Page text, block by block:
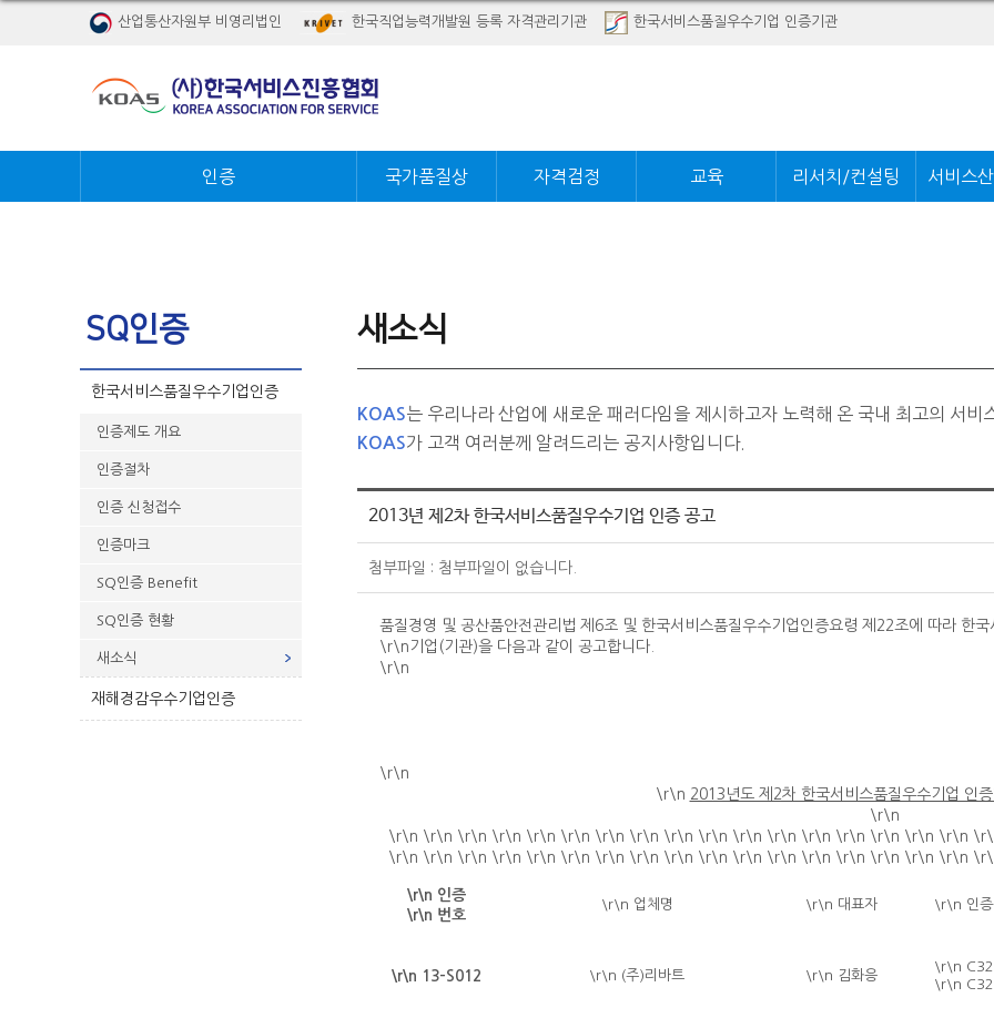
산업통산자원부 비영리법인 한국직업능력개발원 등록 자격관리기관 한국서비스품질우수기업 인증기관
인증 국가품질상 자격검정 교육 리서치/컨설팅 서비스
SQ인증
한국서비스품질우수기업인증
인증제도 개요
인증절차
인증 신청접수
인증마크
SQ인증 Benefit
SQ인증 현황
새소식
재해경감우수기업인증
새소식
KOAS는 우리나라 산업에 새로운 패러다임을 제시하고자 노력해 온 국내 최고의 서비
KOAS가 고객 여러분께 알려드리는 공지사항입니다.
2013년 제2차 한국서비스품질우수기업 인증 공고
첨부파일 : 첨부파일이 없습니다.
품질경영 및 공산품안전관리법 제6조 및 한국서비스품질우수기업인증요령 제22조에 따라 한국
\r\n기업(기관)을 다음과 같이 공고합니다.
\r\n
\r\n
\r\n 2013년도 제2차 한국서비스품질우수기업 인
\r\n
\r\n \r\n \r\n \r\n \r\n \r\n \r\n \r\n \r\n \r\n \r\n \r\n \r\n \r\n \r\n \r\n \r\n
\r\n \r\n \r\n \r\n \r\n \r\n \r\n \r\n \r\n \r\n \r\n \r\n \r\n \r\n \r\n \r\n \r\n
\r\n 인증
\r\n 번호
\r\n 업체명 \r\n 대표자 \r\n 인증
\r\n 13-S012 \r\n (주)리바트 \r\n 김화응
\r\n
\r\n